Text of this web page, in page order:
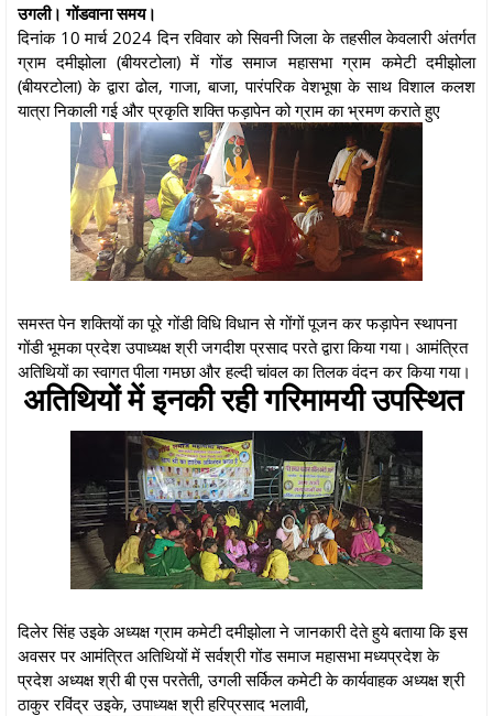
उगली। गोंडवाना समय।
दिनांक 10 मार्च 2024 दिन रविवार को सिवनी जिला के तहसील केवलारी अंतर्गत
ग्राम दमीझोला (बीयरटोला) में गोंड समाज महासभा ग्राम कमेटी दमीझोला
(बीयरटोला) के द्वारा ढोल, गाजा, बाजा, पारंपरिक वेशभूषा के साथ विशाल कलश
यात्रा निकाली गई और प्रकृति शक्ति फड़ापेन को ग्राम का भ्रमण कराते हुए
समस्त पेन शक्तियों का पूरे गोंडी विधि विधान से गोंगों पूजन कर फड़ापेन स्थापना
गोंडी भूमका प्रदेश उपाध्यक्ष श्री जगदीश प्रसाद परते द्वारा किया गया। आमंत्रित
अतिथियों का स्वागत पीला गमछा और हल्दी चांवल का तिलक वंदन कर किया गया।
अतिथियों में इनकी रही गरिमामयी उपस्थित
दिलेर सिंह उइके अध्यक्ष ग्राम कमेटी दमीझोला ने जानकारी देते हुये बताया कि इस
अवसर पर आमंत्रित अतिथियों में सर्वश्री गोंड समाज महासभा मध्यप्रदेश के
प्रदेश अध्यक्ष श्री बी एस परतेती, उगली सर्किल कमेटी के कार्यवाहक अध्यक्ष श्री
ठाकुर रविंद्र उइके, उपाध्यक्ष श्री हरिप्रसाद भलावी,